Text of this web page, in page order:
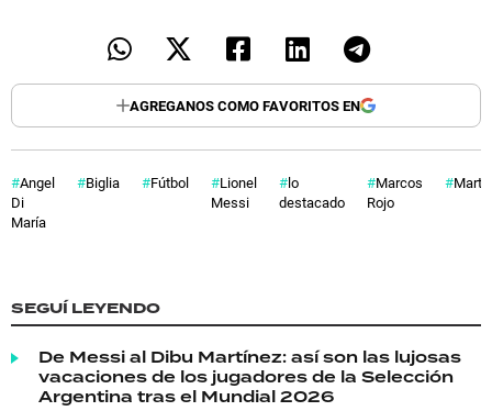
AGREGANOS COMO FAVORITOS EN
Angel
Di
María
Biglia Fútbol
Lionel
Messi
lo
destacado
Marcos
Rojo
SEGUÍ LEYENDO
De Messi al Dibu Martínez: así son las lujosas
vacaciones de los jugadores de la Selección
Argentina tras el Mundial 2026